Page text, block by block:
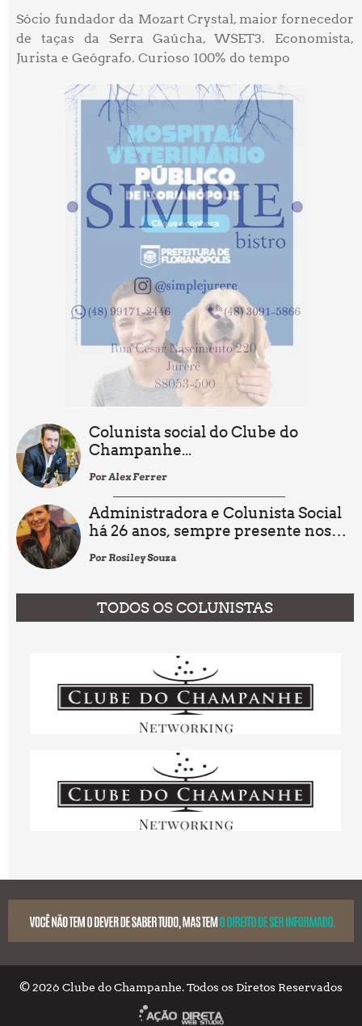
Sócio fundador da Mozart Crystal, maior fornecedor
de taças da Serra Gaúcha, WSET3. Economista,
Jurista e Geógrafo. Curioso 100% do tempo
Colunista social do Clube do
Champanhe...
Por Alex Ferrer
Administradora e Colunista Social
há 26 anos, sempre presente nos
Catarina.
Por Rosiley Souza
TODOS OS COLUNISTAS
© 2026 Clube do Champanhe. Todos os Diretos Reservados